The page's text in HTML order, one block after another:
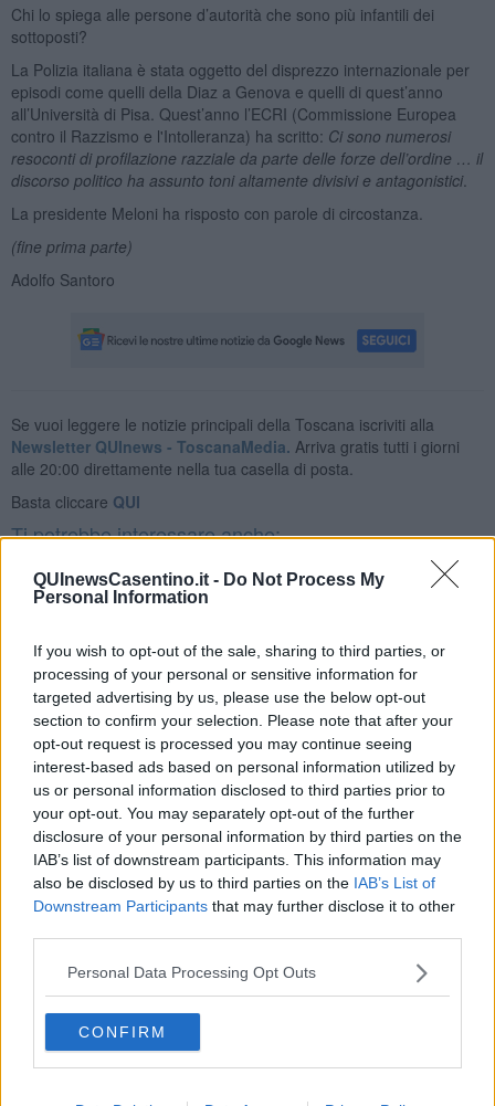
QUInewsCasentino.it - Do Not Process My
Personal Information
If you wish to opt-out of the sale, sharing to third parties, or
processing of your personal or sensitive information for
targeted advertising by us, please use the below opt-out
section to confirm your selection. Please note that after your
opt-out request is processed you may continue seeing
interest-based ads based on personal information utilized by
us or personal information disclosed to third parties prior to
your opt-out. You may separately opt-out of the further
disclosure of your personal information by third parties on the
IAB’s list of downstream participants. This information may
also be disclosed by us to third parties on the IAB’s List of
Downstream Participants that may further disclose it to other
Personal Data Processing Opt Outs
CONFIRM
Chi lo spiega alle persone d’autorità che sono più infantili dei
sottoposti?
La Polizia italiana è stata oggetto del disprezzo internazionale per
episodi come quelli della Diaz a Genova e quelli di quest’anno
all’Università di Pisa. Quest’anno l’ECRI (Commissione Europea
contro il Razzismo e l'Intolleranza) ha scritto: Ci sono numerosi
resoconti di profilazione razziale da parte delle forze dell’ordine … il
discorso politico ha assunto toni altamente divisivi e antagonistici.
La presidente Meloni ha risposto con parole di circostanza.
(fine prima parte)
Adolfo Santoro
Se vuoi leggere le notizie principali della Toscana iscriviti alla
Newsletter QUInews - ToscanaMedia. Arriva gratis tutti i giorni
alle 20:00 direttamente nella tua casella di posta.
Basta cliccare QUI
Ti potrebbe interessare anche:
Articoli dal Blog “Disincantato” di Adolfo Santoro
​Un esempio di civismo
​Il ripristino della natura secondo la legge e l’impegno dei
Cittadini
Il nesso tra cambiamenti climatici e salute umana
Tutti morimmo a stento (3)
Tutti morimmo a stento (2)
​Tutti morimmo a stento (1)
IL CORRIDOIO BLU il resoconto del convegno
Un manuale essenziale per seguire il CORRIDOIO BLU
Il corridoio blu
​Il cronoprogramma ottimale verso il full electric sui traghetti
​I costi dell’adeguamento al cold ironing
Alcune domande da esordiente agli esperti che decidono le
Verso il full electric a gestione pubblica dei traghetti​
​La Scienza dei Cittadini e i Cittadini per l’Aria
Trump e le sue guerre contro i deboli e contro la terra
​Le furbate elettorali della Meloni e la testardaggine
dell’opposizione
​Date loro l’Oscar al posto del Nobel per la Pace
L'umanizzazione dell'economia e della politica
​Dopo il diluvio dei NO: un patto intergenerazionale